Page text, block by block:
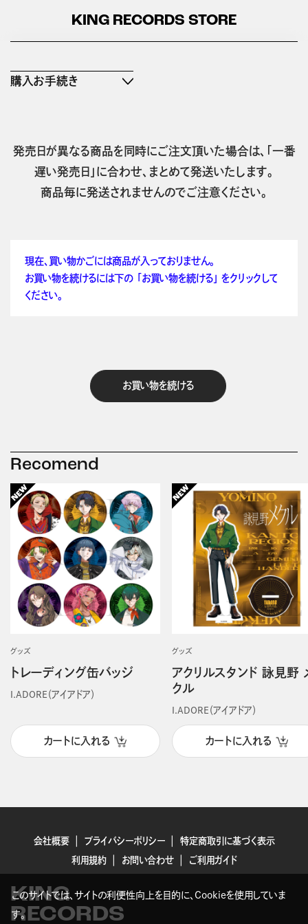
KING RECORDS STORE
購入お手続き
発売日が異なる商品を同時にご注文頂いた場合は、「一番
遅い発売日」に合わせ、まとめて発送いたします。
商品毎に発送されませんのでご注意ください。
現在、買い物かごには商品が入っておりません。
お買い物を続けるには下の 「お買い物を続ける」 をクリックして
ください。
お買い物を続ける
Recomend
グッズ
トレーディング缶バッジ
I.ADORE（アイアドア）
カートに入れる
グッズ
アクリルスタンド 詠見野
クル
I.ADORE（アイアドア）
カートに入れる
会社概要 プライバシーポリシー
特定商取引に基づく表示
利用規約
お問い合わせ ご利用ガイド
KING
RECORDS
このサイトでは、サイトの利便性向上を目的に、Cookieを使用していま
す。